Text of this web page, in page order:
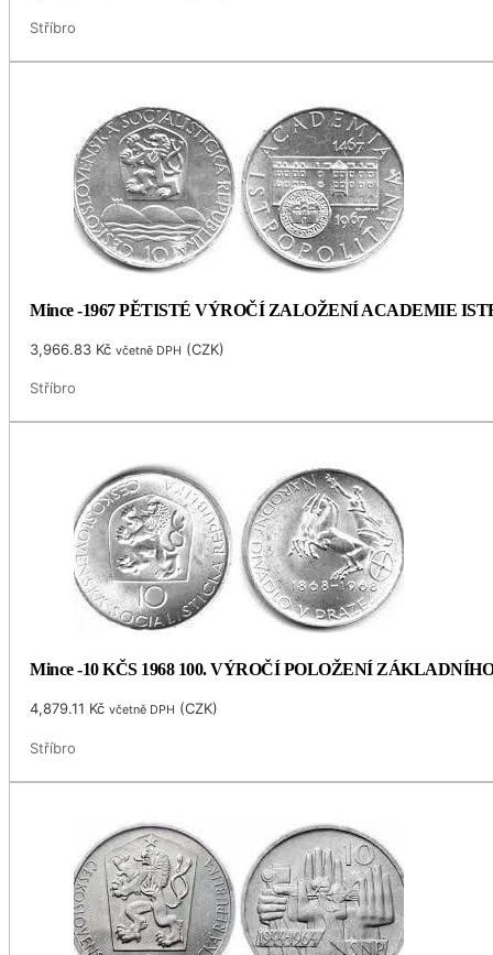
Stříbro
Mince -1967 PĚTISTÉ VÝROČÍ ZALOŽENÍ ACADEMIE
3,966.83 Kč včetně DPH (CZK)
Stříbro
Mince -10 KČS 1968 100. VÝROČÍ POLOŽENÍ
4,879.11 Kč včetně DPH (CZK)
Stříbro